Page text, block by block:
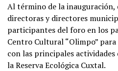
Al término de la
directoras y directores
participantes del foro en los
Centro Cultural “Olimpo”
con las principales
la Reserva Ecológica Cuxtal.